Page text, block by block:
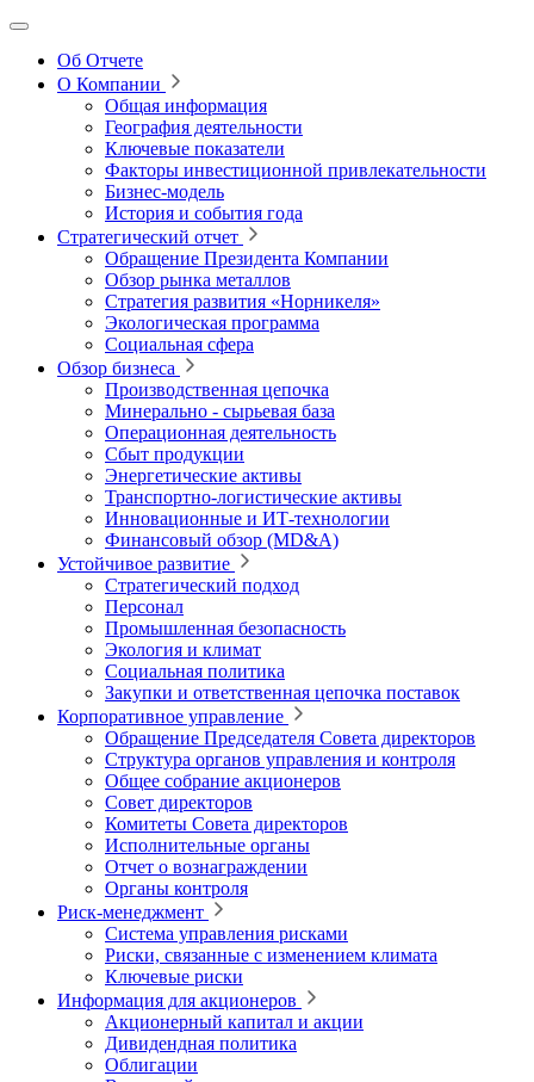
Об Отчете
О Компании
Общая информация
География деятельности
Ключевые показатели
Факторы инвестиционной привлекательности
Бизнес-модель
История и события года
Стратегический отчет
Обращение Президента Компании
Обзор рынка металлов
Стратегия развития «Норникеля»
Экологическая программа
Социальная сфера
Обзор бизнеса
Производственная цепочка
Минерально ‑ сырьевая база
Операционная деятельность
Сбыт продукции
Энергетические активы
Транспортно-логистические активы
Инновационные и ИТ‑технологии
Финансовый обзор (MD&A)
Устойчивое развитие
Стратегический подход
Персонал
Промышленная безопасность
Экология и климат
Социальная политика
Закупки и ответственная цепочка поставок
Корпоративное управление
Обращение Председателя Совета директоров
Структура органов управления и контроля
Общее собрание акционеров
Совет директоров
Комитеты Совета директоров
Исполнительные органы
Отчет о вознаграждении
Органы контроля
Риск-менеджмент
Система управления рисками
Риски, связанные с изменением климата
Ключевые риски
Информация для акционеров
Акционерный капитал и акции
Дивидендная политика
Облигации